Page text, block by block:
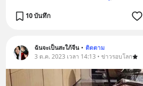
10 บันทึก
ฉันจะเป็นสะใภ้จีน • ติดตาม
3 ต.ค. 2023 เวลา 14:13 • ข่าวรอบโลก